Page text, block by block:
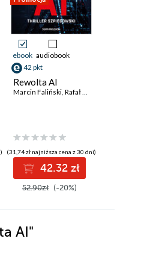
ebook audiobook
42 pkt
Rewolta AI
Marcin Faliński, Rafał Barnaś
(31,74 zł najniższa cena z 30 dni)
42.32 zł
52.90zł (-20%)
AI"